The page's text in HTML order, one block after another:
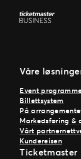
Våre
Event
Billettsystem
På
Markedsføring &
Vårt
Kundereisen
Ticketmaster